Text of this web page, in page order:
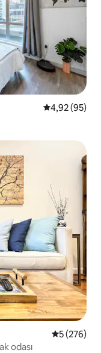
5 üzerinden
4,92 (95)
arasında
55 (276)
odası